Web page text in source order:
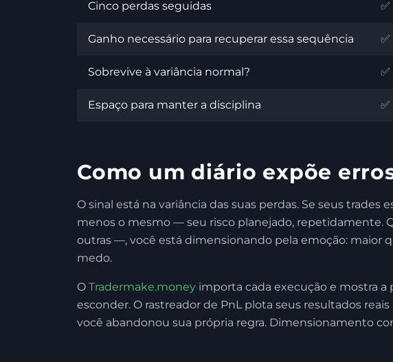
Cinco perdas seguidas
Ganho necessário para recuperar essa sequência ✅
Sobrevive à variância normal?
Espaço para manter a disciplina
Como um diário expõe
O sinal está na variância das suas perdas. Se seus
menos o mesmo — seu risco planejado, repetidamente.
outras —, você está dimensionando pela emoção: maior
medo.
O Tradermake.money importa cada execução e mostra
esconder. O rastreador de PnL plota seus resultados
você abandonou sua própria regra. Dimensionamento